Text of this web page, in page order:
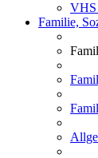
VHS
Familie,